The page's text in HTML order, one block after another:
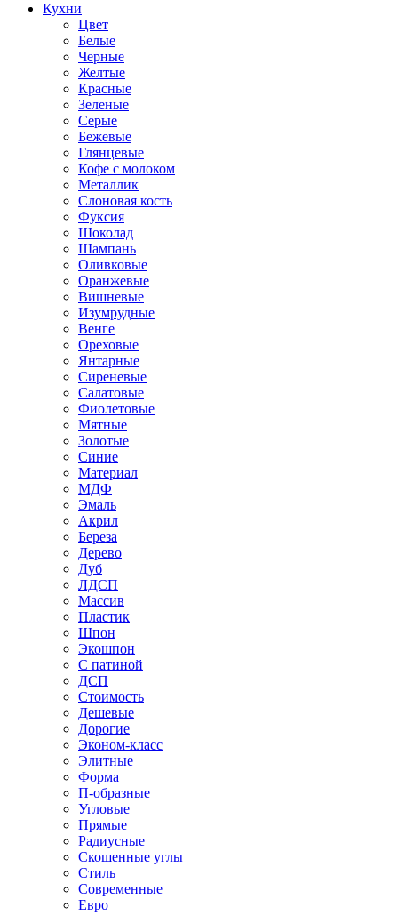
Кухни
Цвет
Белые
Черные
Желтые
Красные
Зеленые
Серые
Бежевые
Глянцевые
Кофе с молоком
Металлик
Слоновая кость
Фуксия
Шоколад
Шампань
Оливковые
Оранжевые
Вишневые
Изумрудные
Венге
Ореховые
Янтарные
Сиреневые
Салатовые
Фиолетовые
Мятные
Золотые
Синие
Материал
МДФ
Эмаль
Акрил
Береза
Дерево
Дуб
ЛДСП
Массив
Пластик
Шпон
Экошпон
С патиной
ДСП
Стоимость
Дешевые
Дорогие
Эконом-класс
Элитные
Форма
П-образные
Угловые
Прямые
Радиусные
Скошенные углы
Стиль
Современные
Евро